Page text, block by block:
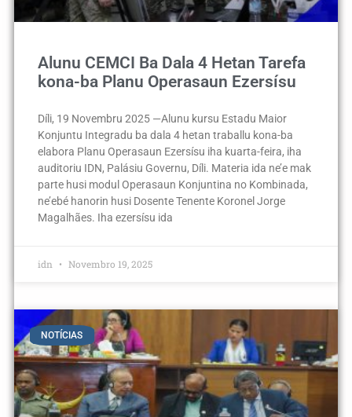
Alunu CEMCI Ba Dala 4 Hetan Tarefa
kona-ba Planu Operasaun Ezersísu
Díli, 19 Novembru 2025 —Alunu kursu Estadu Maior
Konjuntu Integradu ba dala 4 hetan traballu kona-ba
elabora Planu Operasaun Ezersísu iha kuarta-feira, iha
auditoriu IDN, Palásiu Governu, Díli. Materia ida ne’e mak
parte husi modul Operasaun Konjuntina no Kombinada,
ne’ebé hanorin husi Dosente Tenente Koronel Jorge
Magalhães. Iha ezersísu ida
idn Novembro 19, 2025
NOTÍCIAS